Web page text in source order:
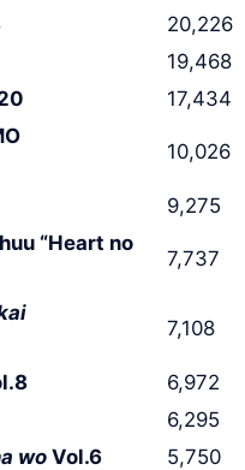
20,226
19,468
17,434
10,026
9,275
“Heart no
7,737
7,108
6,972
6,295
wo Vol.6 5,750